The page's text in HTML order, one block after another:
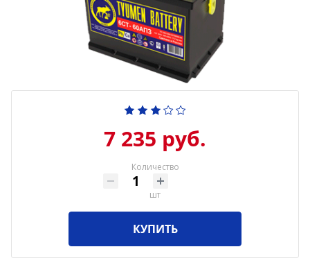
7 235 руб.
Количество
шт
КУПИТЬ